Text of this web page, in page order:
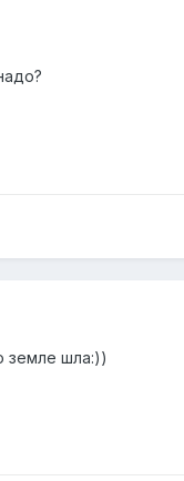
земле шла:))